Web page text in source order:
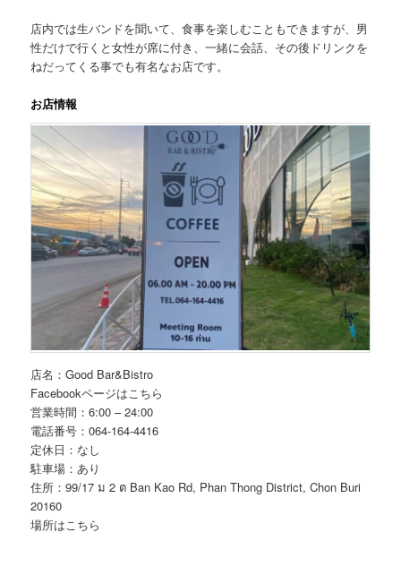
店内では生バンドを聞いて、食事を楽しむこともできますが、男
性だけで行くと女性が席に付き、一緒に会話、その後ドリンクを
ねだってくる事でも有名なお店です。
お店情報
店名：Good Bar&Bistro
Facebookページはこちら
営業時間：6:00 – 24:00
電話番号：064-164-4416
定休日：なし
駐車場：あり
住所：99/17 ม 2 ต Ban Kao Rd, Phan Thong District, Chon Buri
20160
場所はこちら